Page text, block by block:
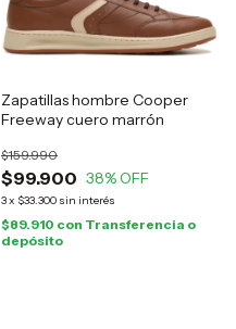
Zapatillas hombre Cooper
Freeway cuero marrón
$99.900
$159.990
38% OFF
3x $33.300 sin interés
$89.910 con Transferencia o
depósito